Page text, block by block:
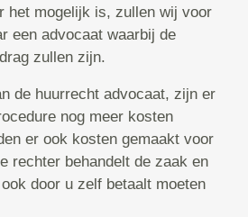
het mogelijk is, zullen wij voor
een advocaat waarbij de
zullen zijn.
de huurrecht advocaat, zijn er
nog meer kosten
er ook kosten gemaakt voor
rechter behandelt de zaak en
door u zelf betaalt moeten